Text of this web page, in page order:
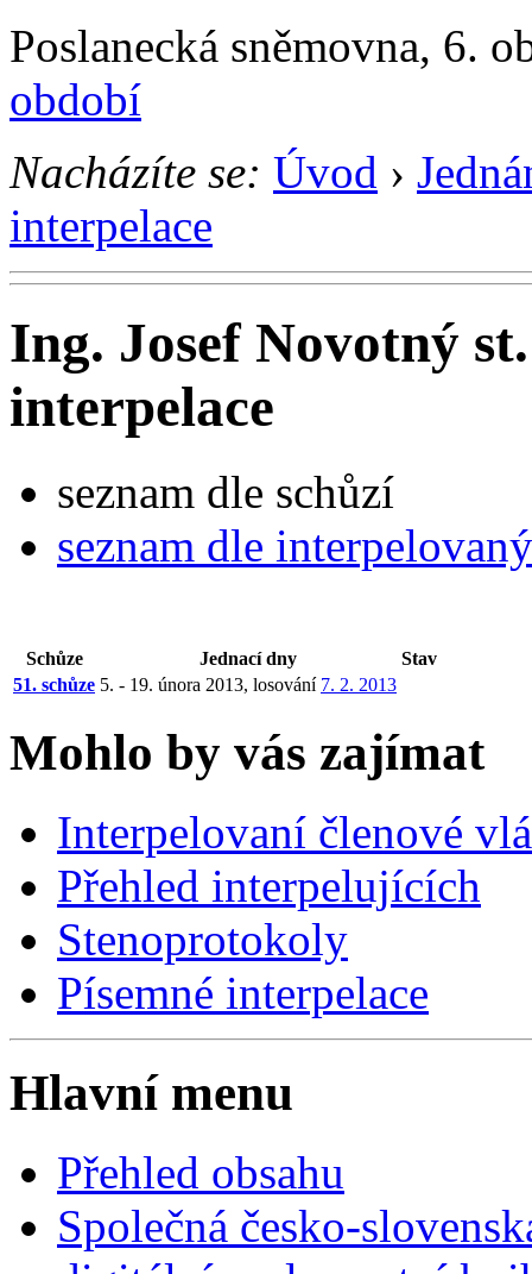
Poslanecká sněmovna, 6.
období
Nacházíte se: Úvod ›
interpelace
Ing. Josef Novotný
interpelace
seznam dle schůzí
seznam dle
Schůze Jednací dny
Stav
51. schůze 5. - 19. února 2013, losování 7. 2. 2013
Mohlo by vás zajímat
Interpelovaní členové
Přehled interpelujících
Stenoprotokoly
Písemné interpelace
Hlavní menu
Přehled obsahu
Společná česko-